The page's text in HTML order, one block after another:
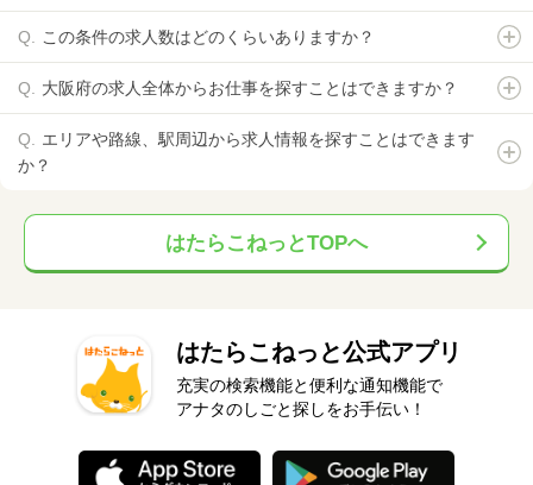
この条件の求人数はどのくらいありますか？
大阪府の求人全体からお仕事を探すことはできますか？
エリアや路線、駅周辺から求人情報を探すことはできます
か？
はたらこねっとTOPへ
はたらこねっと公式アプリ
充実の検索機能と便利な通知機能で
アナタのしごと探しをお手伝い！